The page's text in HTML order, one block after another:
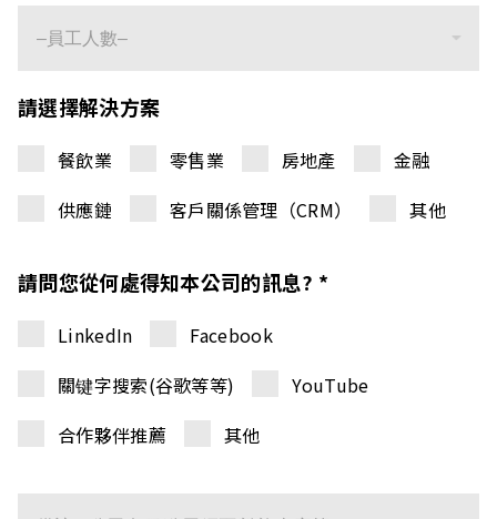
請選擇解決方案
餐飲業 零售業 房地產
金融
供應鏈
客戶關係管理（CRM） 其他
請問您從何處得知本公司的訊息? *
LinkedIn
Facebook
關键字搜索(谷歌等等)
YouTube
合作夥伴推薦
其他